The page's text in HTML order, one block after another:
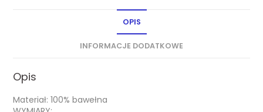
OPIS
INFORMACJE DODATKOWE
Opis
Materiał: 100% bawełna